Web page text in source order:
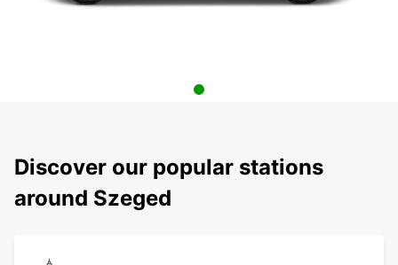
Discover our popular stations
around Szeged